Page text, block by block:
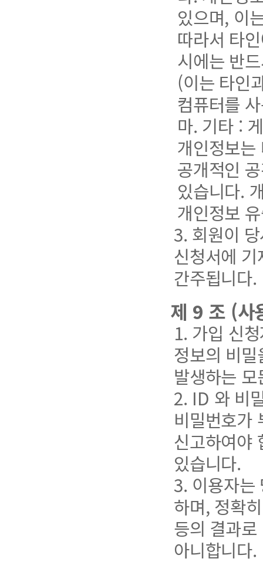
있으며, 이
따라서 타
시에는 반
(이는 타인
컴퓨터를
마. 기타 :
개인정보
공개적인
있습니다.
개인정보
3. 회원이
신청서에
간주됩니다.
제 9 조 (사
1. 가입 신
정보의 비
발생하는
2. ID 와 비
비밀번호가
신고하여야
있습니다.
3. 이용자는
하며, 정확
등의 결과
아니합니다.